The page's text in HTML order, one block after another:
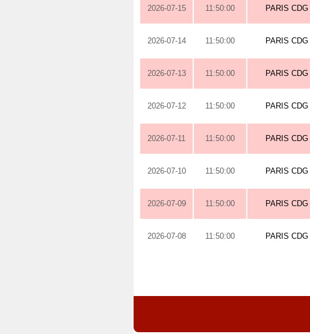
2026-07-15 11:50:00 PARIS CDG
2026-07-14 11:50:00 PARIS CDG
2026-07-13 11:50:00 PARIS CDG
2026-07-12 11:50:00 PARIS CDG
2026-07-11 11:50:00 PARIS CDG
2026-07-10 11:50:00 PARIS CDG
2026-07-09 11:50:00 PARIS CDG
2026-07-08 11:50:00 PARIS CDG